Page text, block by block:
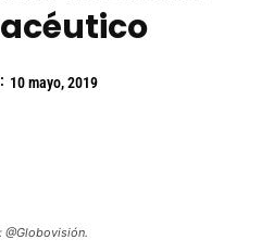
10 mayo, 2019
@Globovisión.